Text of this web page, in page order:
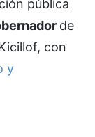
pública
de
con
y